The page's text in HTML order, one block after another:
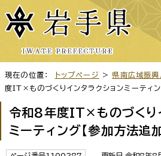
現在の位置： トップページ > 県南広域振興
度IT×ものづくりインタラクションミーティン
令和8年度IT×ものづくり
ミーティング【参加方法追加